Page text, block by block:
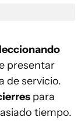
presentar
de servicio.
para
tiempo.